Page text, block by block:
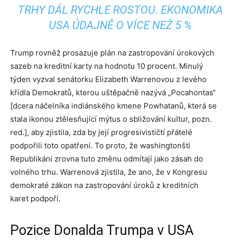
TRHY DÁL RYCHLE ROSTOU. EKONOMIKA
USA ÚDAJNĚ O VÍCE NEŽ 5 %
Trump rovněž prosazuje plán na zastropování úrokových
sazeb na kreditní karty na hodnotu 10 procent. Minulý
týden vyzval senátorku Elizabeth Warrenovou z levého
křídla Demokratů, kterou uštěpačně nazývá „Pocahontas“
[dcera náčelníka indiánského kmene Powhatanů, která se
stala ikonou ztělesňující mýtus o sbližování kultur, pozn.
red.], aby zjistila, zda by její progresivističtí přátelé
podpořili toto opatření. To proto, že washingtonští
Republikáni zrovna tuto změnu odmítají jako zásah do
volného trhu. Warrenová zjistila, že ano, že v Kongresu
demokraté zákon na zastropování úroků z kreditních
karet podpoří.
Pozice Donalda Trumpa v USA